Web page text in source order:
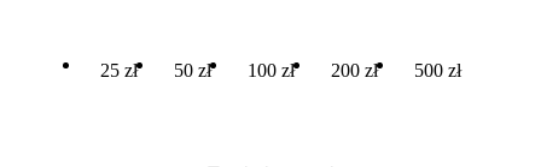
25 zł 50 zł 100 zł 200 zł 500 zł